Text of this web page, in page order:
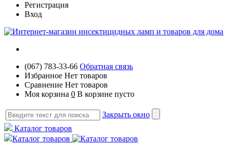
Регистрация
Вход
(067) 783-33-66 Обратная связь
Избранное Нет товаров
Сравнение Нет товаров
Моя корзина 0 В корзине пусто
Закрыть окно
Каталог товаров
Каталог товаров